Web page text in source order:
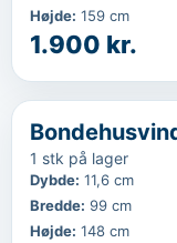
Højde: 159 cm
1.900 kr.
‹
1 stk på lager
Dybde: 11,6 cm
Bredde: 99 cm
Højde: 148 cm